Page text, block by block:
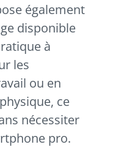
également
disponible
à
les
ou en
ce
nécessiter
pro.